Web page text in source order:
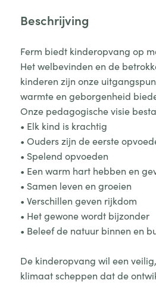
Beschrijving
Ferm biedt kinderopvang op
Het welbevinden en de
kinderen zijn onze
warmte en geborgenheid
Onze pedagogische visie
• Elk kind is krachtig
• Ouders zijn de eerste
• Spelend opvoeden
• Een warm hart hebben en
• Samen leven en groeien
• Verschillen geven rijkdom
• Het gewone wordt bijzonder
• Beleef de natuur binnen en
De kinderopvang wil een
klimaat scheppen dat de